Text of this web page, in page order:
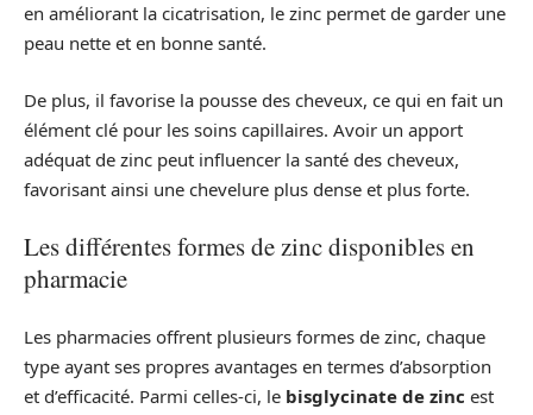
en améliorant la cicatrisation, le zinc permet de garder une
peau nette et en bonne santé.
De plus, il favorise la pousse des cheveux, ce qui en fait un
élément clé pour les soins capillaires. Avoir un apport
adéquat de zinc peut influencer la santé des cheveux,
favorisant ainsi une chevelure plus dense et plus forte.
Les différentes formes de zinc disponibles en
pharmacie
Les pharmacies offrent plusieurs formes de zinc, chaque
type ayant ses propres avantages en termes d’absorption
et d’efficacité. Parmi celles-ci, le bisglycinate de zinc est